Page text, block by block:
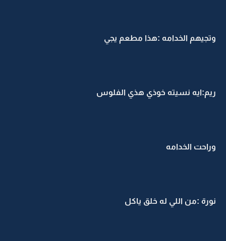
وتجيهم الخدامه :هذا مطعم يجي
ريم:ايه نسيته خوذي هذي الفلوس
وراحت الخدامه
نورة :من اللي له خلق ياكل